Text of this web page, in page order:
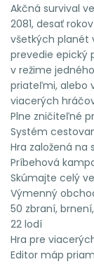
Akčná survival
2081, desať
všetkých planét
prevedie epický
v režime
priateľmi, alebo
viacerých
Plne zničiteľné
Systém
Hra založená
Príbehová
Skúmajte celý
Výmenný
50 zbraní,
22 lodí
Hra pre
Editor máp